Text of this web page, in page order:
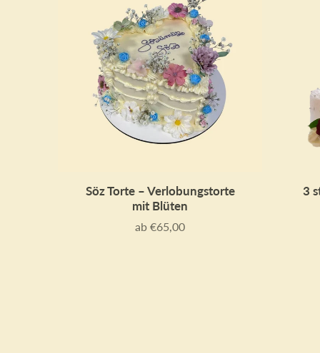
Söz Torte – Verlobungstorte
mit Blüten
Preis
ab €65,00
3